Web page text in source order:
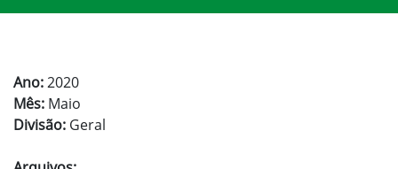
Ano:2020
Mês: Maio
Divisão: Geral